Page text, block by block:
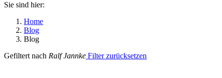
Sie sind hier:
Home
Blog
Blog
Gefiltert nach Ralf Jannke Filter zurücksetzen